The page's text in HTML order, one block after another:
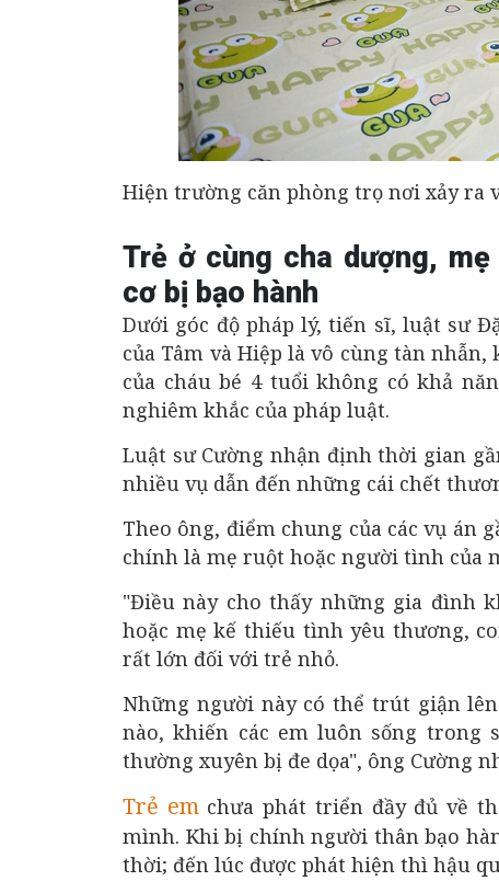
Hiện trường căn phòng trọ nơi xảy ra
Trẻ ở cùng cha dượng,
cơ bị bạo hành
Dưới góc độ pháp lý, tiến sĩ, luật sư
của Tâm và Hiệp là vô cùng tàn
của cháu bé 4 tuổi không có khả
nghiêm khắc của pháp luật.
Luật sư Cường nhận định thời gian
nhiều vụ dẫn đến những cái chết
Theo ông, điểm chung của các vụ án
chính là mẹ ruột hoặc người tình của
"Điều này cho thấy những gia đình
hoặc mẹ kế thiếu tình yêu thương,
rất lớn đối với trẻ nhỏ.
Những người này có thể trút giận
nào, khiến các em luôn sống trong
thường xuyên bị đe dọa", ông Cường
Trẻ emchưa phát triển đầy đủ về
mình. Khi bị chính người thân bạo
thời; đến lúc được phát hiện thì hậu